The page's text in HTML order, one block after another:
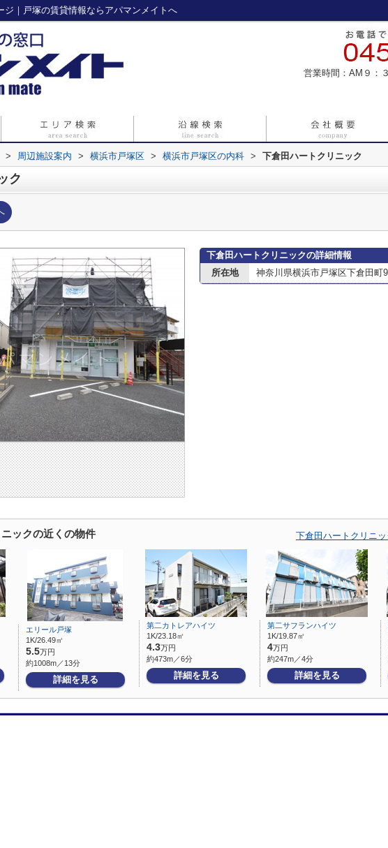
ジ｜戸塚の賃貸情報ならアパマンメイトへ
営業時間：AM９：
> 周辺施設案内 > 横浜市戸塚区 > 横浜市戸塚区の内科 > 下倉田ハートクリニック
ク
下倉田ハートクリニックの詳細情報
所在地
神奈川県横浜市戸塚区下倉田町
ックの近くの物件 下倉田ハートクリニ
エリール戸塚
1K/26.49㎡
5.5万円
約1008m／13分
詳細を見る
第二カトレアハイツ
1K/23.18㎡
4.3万円
約473m／6分
詳細を見る
第二サフランハイツ
1K/19.87㎡
4万円
約247m／4分
詳細を見る